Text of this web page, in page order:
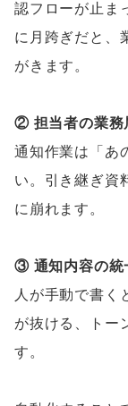
認フローが止ま
に月跨ぎだと、
がきます。
② 担当者の業務
通知作業は「あ
い。引き継ぎ資
に崩れます。
③ 通知内容の統
人が手動で書く
が抜ける、トー
す。